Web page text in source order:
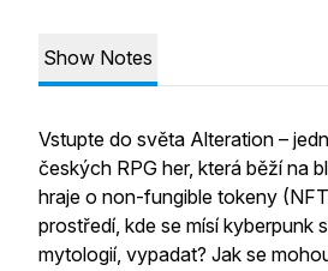
Show Notes
Vstupte do světa Alteration –
českých RPG her, která běží na
hraje o non-fungible tokeny
prostředí, kde se mísí kyberpunk
mytologií, vypadat? Jak se